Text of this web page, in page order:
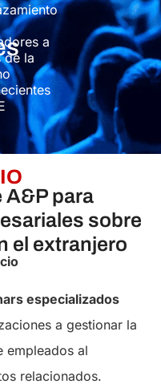
a
de la
A&P para
sobre
el extranjero
especializados
a gestionar la
empleados al
relacionados.